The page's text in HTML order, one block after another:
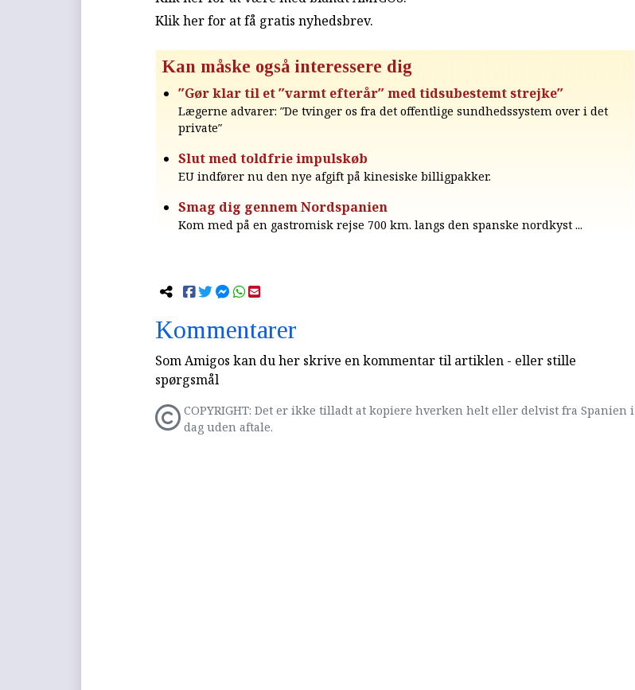
Klik her for at få gratis nyhedsbrev.
Kan måske også interessere dig
″Gør klar til et ″varmt efterår″ med tidsubestemt strejke″
Lægerne advarer: ″De tvinger os fra det offentlige sundhedssystem over i det
private″
Slut med toldfrie impulskøb
EU indfører nu den nye afgift på kinesiske billigpakker.
Smag dig gennem Nordspanien
Kom med på en gastromisk rejse 700 km. langs den spanske nordkyst ...
Kommentarer
Som Amigos kan du her skrive en kommentar til artiklen - eller stille
spørgsmål
COPYRIGHT: Det er ikke tilladt at kopiere hverken helt eller delvist fra Spanien i
dag uden aftale.